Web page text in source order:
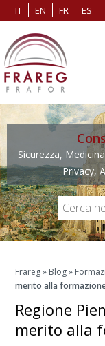
IT EN FR ES
Sicurezza,
Privacy,
Frareg» Blog»
merito alla
Regione
merito alla